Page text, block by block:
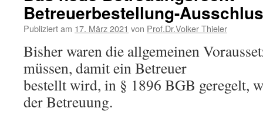
Betreuerbestellung-
Publiziert am 17. März 2021 von Prof.Dr.Volker Thieler
Bisher waren die allgemeinen
müssen, damit ein Betreuer
bestellt wird, in § 1896 BGB geregelt,
der Betreuung.